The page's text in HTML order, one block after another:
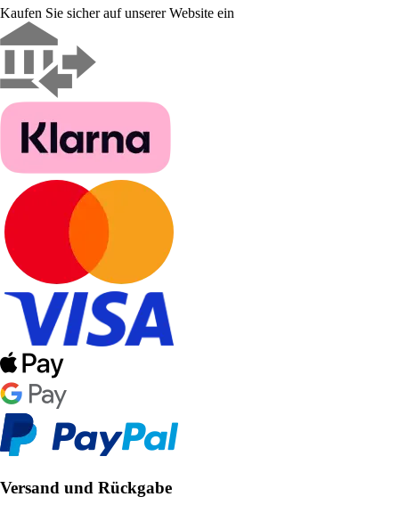
Kaufen Sie sicher auf unserer Website ein
Versand und Rückgabe